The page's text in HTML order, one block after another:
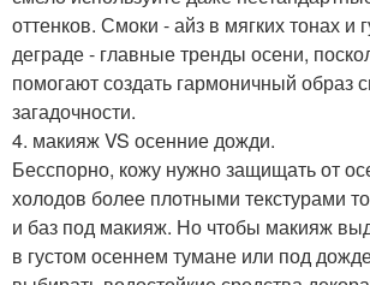
оттенков. Смоки - айз в мягких тонах и
деграде - главные тренды осени,
помогают создать гармоничный образ
загадочности.
4. макияж VS осенние дожди.
Бесспорно, кожу нужно защищать от
холодов более плотными текстурами
и баз под макияж. Но чтобы макияж
в густом осеннем тумане или под